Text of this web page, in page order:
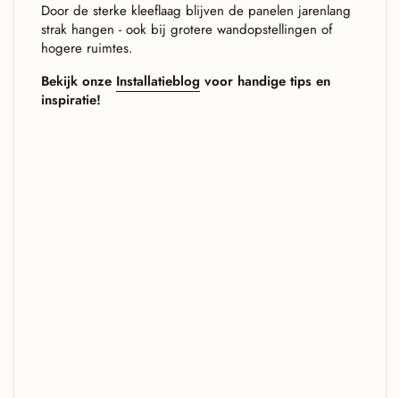
Door de sterke kleeflaag blijven de panelen jarenlang
strak hangen - ook bij grotere wandopstellingen of
hogere ruimtes.
Bekijk onze Installatieblog voor handige tips en
inspiratie!